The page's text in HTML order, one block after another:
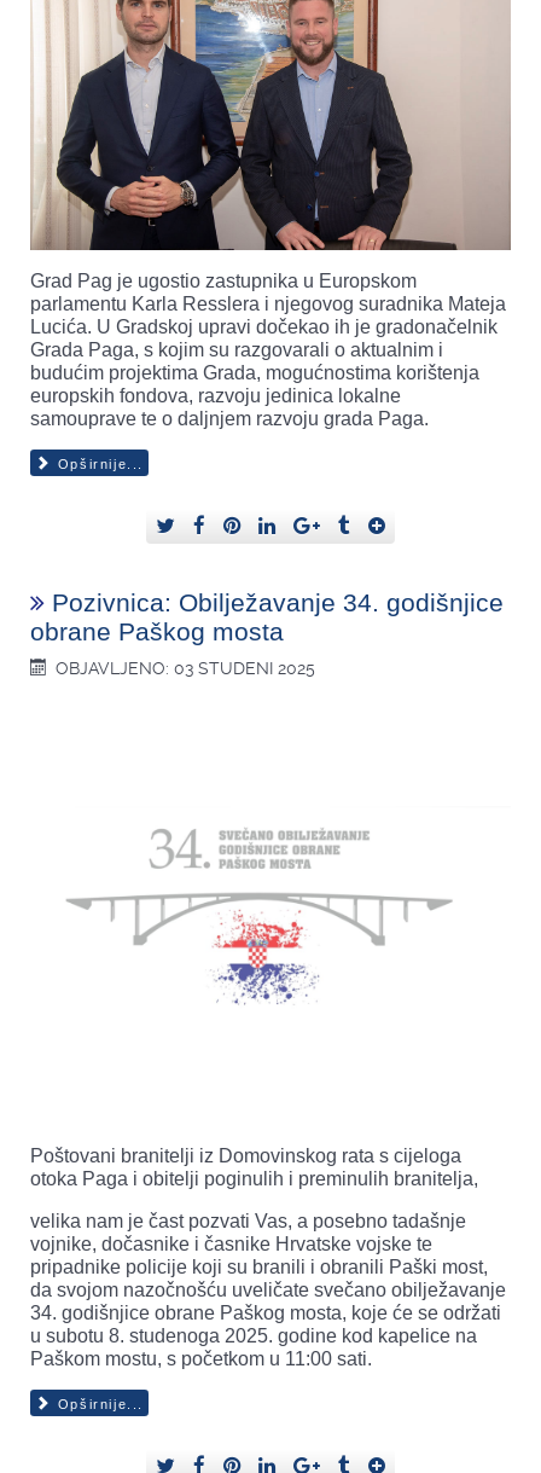
Grad Pag je ugostio zastupnika u Europskom
parlamentu Karla Resslera i njegovog suradnika Mateja
Lucića. U Gradskoj upravi dočekao ih je gradonačelnik
Grada Paga, s kojim su razgovarali o aktualnim i
budućim projektima Grada, mogućnostima korištenja
europskih fondova, razvoju jedinica lokalne
samouprave te o daljnjem razvoju grada Paga.
Opširnije...
Pozivnica: Obilježavanje 34. godišnjice
obrane Paškog mosta
OBJAVLJENO: 03 STUDENI 2025
Poštovani branitelji iz Domovinskog rata s cijeloga
otoka Paga i obitelji poginulih i preminulih branitelja,
velika nam je čast pozvati Vas, a posebno tadašnje
vojnike, dočasnike i časnike Hrvatske vojske te
pripadnike policije koji su branili i obranili Paški most,
da svojom nazočnošću uveličate svečano obilježavanje
34. godišnjice obrane Paškog mosta, koje će se održati
u subotu 8. studenoga 2025. godine kod kapelice na
Paškom mostu, s početkom u 11:00 sati.
Opširnije...